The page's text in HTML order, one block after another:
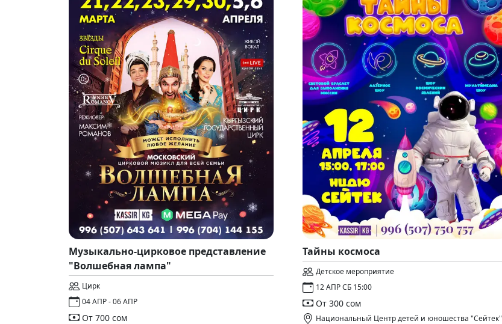
Музыкально-цирковое представление
"Волшебная лампа"
Цирк
04 АПР - 06 АПР
От 700 сом
Тайны космоса
Детское мероприятие
12 АПР СБ 15:00
От 300 сом
Национальный Центр детей и юношества "Сейтек"